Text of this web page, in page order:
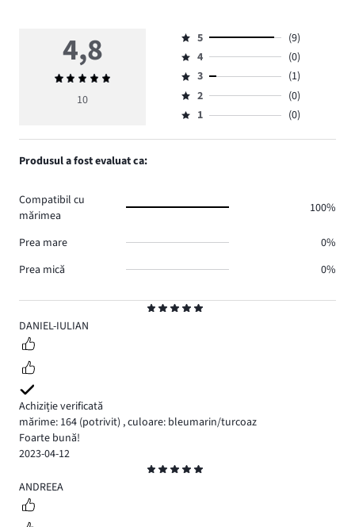
5
DANIEL-IULIAN
Achiziție verificată
mărime: 164 (potrivit) ,culoare: bleumarin/turcoaz
Foarte bună!
2023-04-12
5
ANDREEA
4,8
Evaluarea
medie
10
Evaluare
5,
numărul
de
voturi
9.
5
(9)
Evaluare
4,
numărul
de
0.
4
(0)
Evaluare
3,
numărul
3
(1)
Evaluare
2,
2
(0)
Evaluare
1,
1 (0)
Produsul a fost evaluat ca:
Compatibil cu
mărimea
100%
Prea mare
0%
Prea mică
0%